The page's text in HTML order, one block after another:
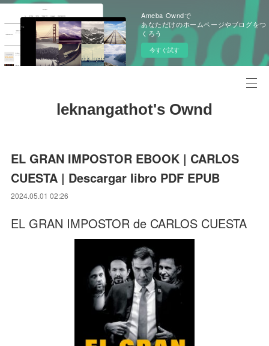
Ameba Owndで
あなただけのホームページやブログをつ
くろう
今すぐ試す
leknangathot's Ownd
EL GRAN IMPOSTOR EBOOK | CARLOS
CUESTA | Descargar libro PDF EPUB
2024.05.01 02:26
EL GRAN IMPOSTOR de CARLOS CUESTA